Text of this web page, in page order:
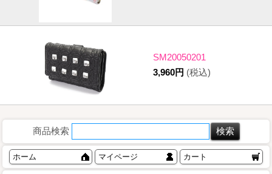
SM20050201
3,960円 (税込)
商品検索
ホーム マイページ カート